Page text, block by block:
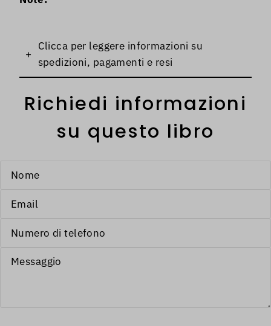
+
Clicca per leggere informazioni su
spedizioni, pagamenti e resi
Richiedi informazioni
su questo libro